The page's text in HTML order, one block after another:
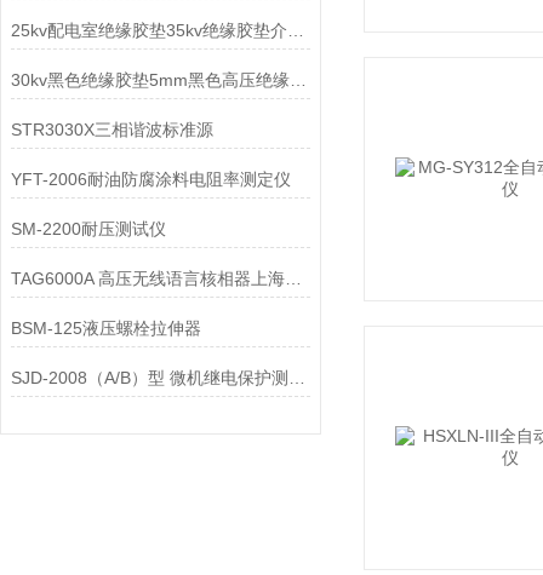
30kv黑色绝缘胶垫5mm黑色高压绝缘垫6mm黑色高压绝缘垫
STR3030X三相谐波标准源
YFT-2006耐油防腐涂料电阻率测定仪
SM-2200耐压测试仪
TAG6000A 高压无线语言核相器上海徐吉电气
BSM-125液压螺栓拉伸器